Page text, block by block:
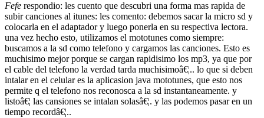
Fefe respondio: les cuento que descubri una forma mas rapida de
subir canciones al itunes: les comento: debemos sacar la micro sd y
colocarla en el adaptador y luego ponerla en su respectiva lectora.
una vez hecho esto, utilizamos el mototunes como siempre:
buscamos a la sd como telefono y cargamos las canciones. Esto es
muchisimo mejor porque se cargan rapidisimo los mp3, ya que por
el cable del telefono la verdad tarda muchisimoâ€¦.. lo que si deben
intalar en el celular es la aplicasion java mototunes, que esto nos
permite q el telefono nos reconosca a la sd instantaneamente. y
listoâ€¦ las cansiones se intalan solasâ€¦. y las podemos pasar en un
tiempo recordâ€¦..